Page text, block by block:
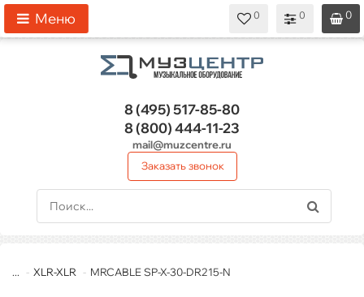
0
0
0
Меню
8 (495)517-85-80
8 (800)444-11-23
mail@muzcentre.ru
Заказать звонок
... XLR-XLR MRCABLE SP-X-30-DR215-N